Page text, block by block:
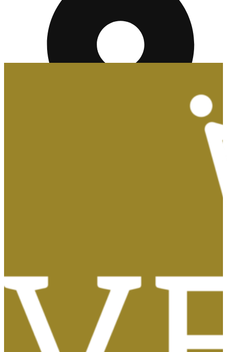
Tasas, Solicitud de Títulos y Certificados